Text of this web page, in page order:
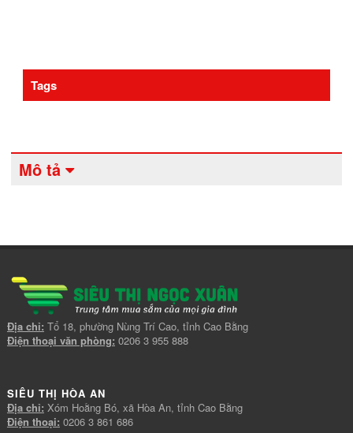
Tags
Mô tả
Địa chỉ: Tổ 18, phường Nùng Trí Cao, tỉnh Cao Bằng
Điện thoại văn phòng: 0206 3 955 888
SIÊU THỊ HÒA AN
Địa chỉ: Xóm Hoằng Bó, xã Hòa An, tỉnh Cao Bằng
Điện thoại: 0206 3 861 686